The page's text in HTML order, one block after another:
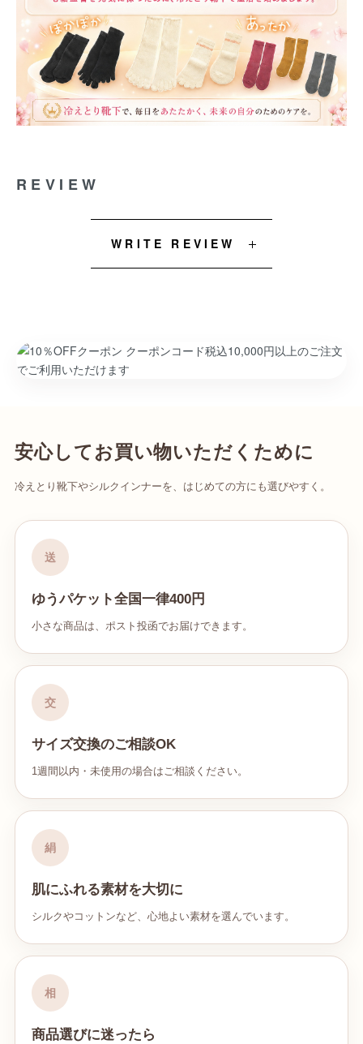
REVIEW
WRITE REVIEW
安心してお買い物いただくために
冷えとり靴下やシルクインナーを、はじめての方にも選びやすく。
送
ゆうパケット全国一律400円
小さな商品は、ポスト投函でお届けできます。
交
サイズ交換のご相談OK
1週間以内・未使用の場合はご相談ください。
絹
肌にふれる素材を大切に
シルクやコットンなど、心地よい素材を選んでいます。
相
商品選びに迷ったら